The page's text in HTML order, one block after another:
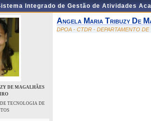
Integrado de Gestão de Atividades
DE MAGALHÃES
TECNOLOGIA DE
Angela Maria Tribuzy De
DPOA - CTDR - DEPARTAMENTO